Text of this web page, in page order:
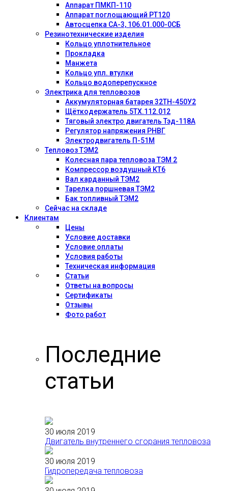
Аппарат ПМКП-110
Аппарат поглощающий РТ120
Автосцепка СА-3, 106.01.000-0СБ
Резинотехнические изделия
Кольцо уплотнительное
Прокладка
Манжета
Кольцо упл. втулки
Кольцо водоперепускное
Электрика для тепловозов
Аккумуляторная батарея 32ТН-450У2
Щёткодержатель 5ТХ.112.012
Тяговый электро двигатель Тэд-118А
Регулятор напряжения РНВГ
Электродвигатель П-51М
Тепловоз ТЭМ2
Колесная пара тепловоза ТЭМ 2
Компрессор воздушный КТ6
Вал карданный ТЭМ2
Тарелка поршневая ТЭМ2
Бак топливный ТЭМ2
Сейчас на складе
Клиентам
Цены
Условие доставки
Условие оплаты
Условия работы
Техническая информация
Статьи
Ответы на вопросы
Сертификаты
Отзывы
Фото работ
Последние
статьи
30 июля 2019
Двигатель внутреннего сгорания тепловоза
30 июля 2019
Гидропередача тепловоза